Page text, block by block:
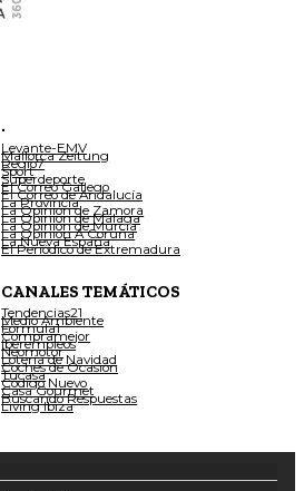
.
Levante-EMV
Mallorca Zeitung
Regio7
Sport
Superdeporte
El Correo Gallego
El Correo de Andalucía
La Provincia
La Opinión de Zamora
La Opinión de Málaga
La Opinión de Murcia
La Opinión A Coruña
La Nueva España
El Periódico de Extremadura
CANALES TEMÁTICOS
Tendencias21
Medio Ambiente
Fórmula1
Compramejor
Iberempleos
Neomotor
Lotería de Navidad
Coches de Ocasión
Tucasa
Código Nuevo
Casa Gourmet
Buscando Respuestas
Living Ibiza